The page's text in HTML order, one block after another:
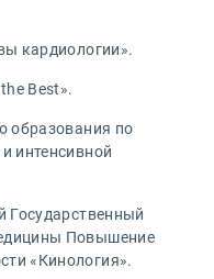
кардиологии».
Best».
образования по
интенсивной
Государственный
Повышение
«Кинология».